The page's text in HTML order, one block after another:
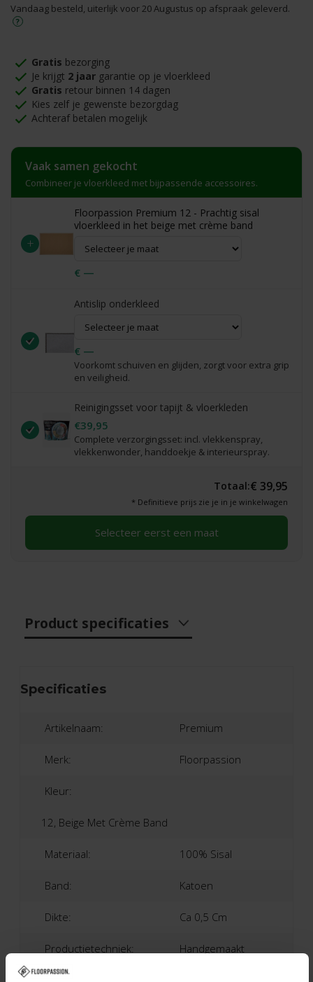
Vandaag besteld, uiterlijk voor 20 Augustus op afspraak geleverd.
Gratis bezorging
Je krijgt 2 jaar garantie op je vloerkleed
Gratis retour binnen 14 dagen
Kies zelf je gewenste bezorgdag
Achteraf betalen mogelijk
Vaak samen gekocht
Combineer je vloerkleed met bijpassende accessoires.
+
Floorpassion Premium 12 - Prachtig sisal
vloerkleed in het beige met crème band
€ —
Antislip onderkleed
€ —
Voorkomt schuiven en glijden, zorgt voor extra grip
en veiligheid.
Reinigingsset voor tapijt & vloerkleden
€39,95
Complete verzorgingsset: incl. vlekkenspray,
vlekkenwonder, handdoekje & interieurspray.
Totaal:€ 39,95
* Definitieve prijs zie je in je winkelwagen
Selecteer eerst een maat
Product specificaties
Specificaties
Artikelnaam: Premium
Merk: Floorpassion
Kleur:
12, Beige Met Crème Band
Materiaal: 100% Sisal
Band: Katoen
Dikte: Ca 0,5 Cm
Productietechniek: Handgemaakt